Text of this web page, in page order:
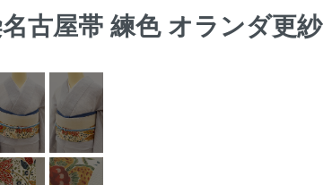
古屋帯 練色 オランダ更紗